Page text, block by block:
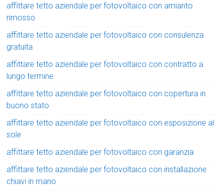
affittare tetto aziendale per fotovoltaico con amianto
rimosso
affittare tetto aziendale per fotovoltaico con consulenza
gratuita
affittare tetto aziendale per fotovoltaico con contratto a
lungo termine
affittare tetto aziendale per fotovoltaico con copertura in
buono stato
affittare tetto aziendale per fotovoltaico con esposizione al
sole
affittare tetto aziendale per fotovoltaico con garanzia
affittare tetto aziendale per fotovoltaico con installazione
chiavi in mano